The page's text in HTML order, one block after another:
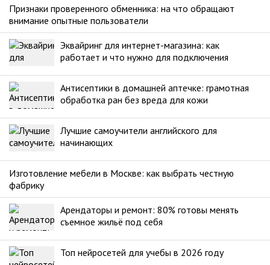
Признаки проверенного обменника: на что обращают
внимание опытные пользователи
Эквайринг для интернет-магазина: как
работает и что нужно для подключения
Антисептики в домашней аптечке: грамотная
обработка ран без вреда для кожи
Лучшие самоучители английского для
начинающих
Изготовление мебели в Москве: как выбрать честную
фабрику
Арендаторы и ремонт: 80% готовы менять
съемное жильё под себя
Топ нейросетей для учебы в 2026 году